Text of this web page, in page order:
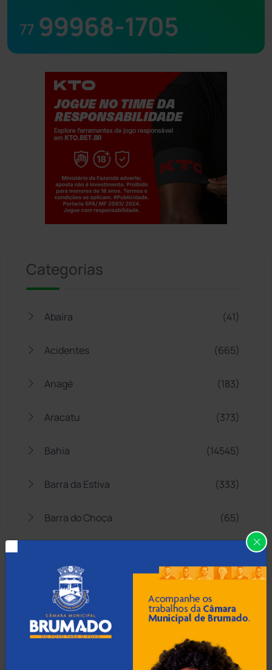
77 99968-1705
Categorias
Abaíra (41)
Acidentes (665)
Anagé (183)
Aracatu (373)
Bahia (14545)
Barra da Estiva (333)
Barra do Choça (65)
Bom Jesus da Lapa
Boquira (152)
(72)